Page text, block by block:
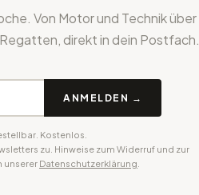
Von Motor und Technik über
direkt in dein Postfach.
ANMELDEN →
Kostenlos.
zu. Hinweise zum Widerruf und zur
unserer Datenschutzerklärung